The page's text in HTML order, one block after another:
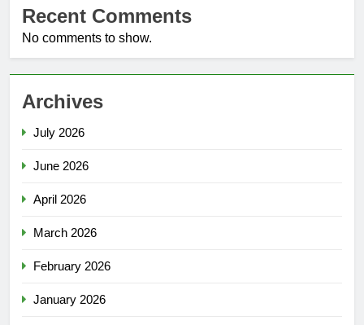
Recent Comments
No comments to show.
Archives
July 2026
June 2026
April 2026
March 2026
February 2026
January 2026